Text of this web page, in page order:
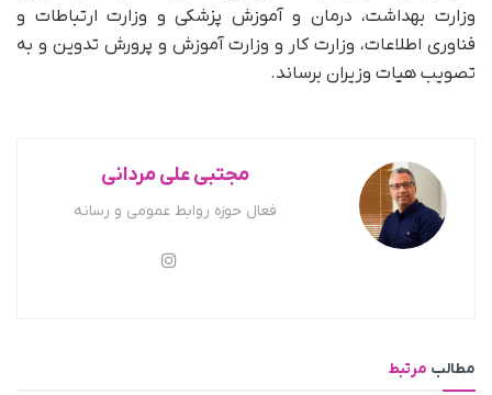
وزارت بهداشت، درمان و آموزش پزشکی و وزارت ارتباطات و
فناوری اطلاعات، وزارت کار و وزارت آموزش و پرورش تدوین و به
تصویب هیات وزیران برساند.
مجتبی علی مردانی
فعال حوزه روابط عمومی و رسانه
مطالب مرتبط